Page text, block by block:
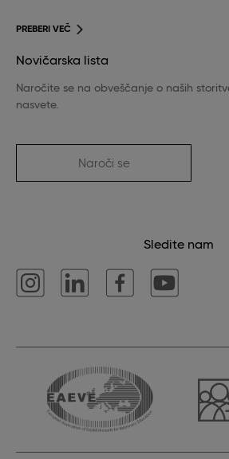
PREBERI VEČ
Novičarska lista
Naročite se na obveščanje o naših
nasvete.
Naroči se
Sledite nam